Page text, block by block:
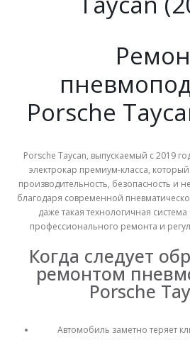
Porsche
Porsche Taycan, выпускаемый с 2019
электрокар премиум-класса,
производительность, безопасность и
благодаря современной
даже такая технологичная
профессионального ремонта и
Когда следует
ремонтом
Porsche
Автомобиль заметно теряет